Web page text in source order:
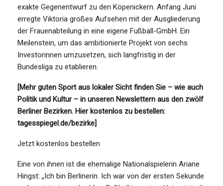
exakte Gegenentwurf zu den Köpenickern. Anfang Juni
erregte Viktoria großes Aufsehen mit der Ausgliederung
der Frauenabteilung in eine eigene Fußball-GmbH. Ein
Meilenstein, um das ambitionierte Projekt von sechs
Investorinnen umzusetzen, sich langfristig in der
Bundesliga zu etablieren.
[Mehr guten Sport aus lokaler Sicht finden Sie – wie auch
Politik und Kultur – in unseren Newslettern aus den zwölf
Berliner Bezirken. Hier kostenlos zu bestellen:
tagesspiegel.de/bezirke]
Jetzt kostenlos bestellen
Eine von ihnen ist die ehemalige Nationalspielerin Ariane
Hingst: „Ich bin Berlinerin. Ich war von der ersten Sekunde